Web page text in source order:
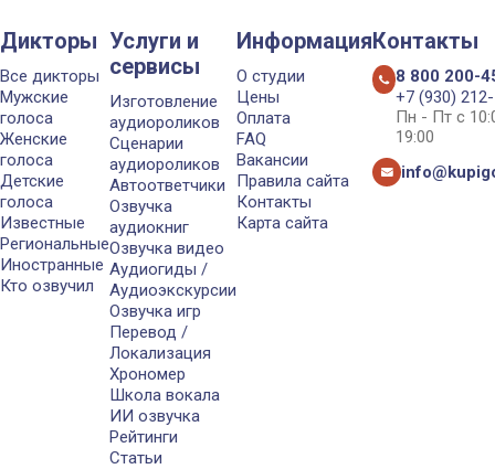
Дикторы
Все дикторы
Мужские
голоса
Женские
голоса
Детские
голоса
Известные
Региональные
Иностранные
Кто озвучил
Услуги и
сервисы
Изготовление
аудиороликов
Сценарии
аудиороликов
Автоответчики
Озвучка
аудиокниг
Озвучка видео
Аудиогиды /
Аудиоэкскурсии
Озвучка игр
Перевод /
Локализация
Хрономер
Школа вокала
ИИ озвучка
Рейтинги
Статьи
Информация
О студии
Цены
Оплата
FAQ
Вакансии
Правила сайта
Контакты
Карта сайта
Контакты
8 800 200-
+7 (930)
Пн - Пт с
19:00